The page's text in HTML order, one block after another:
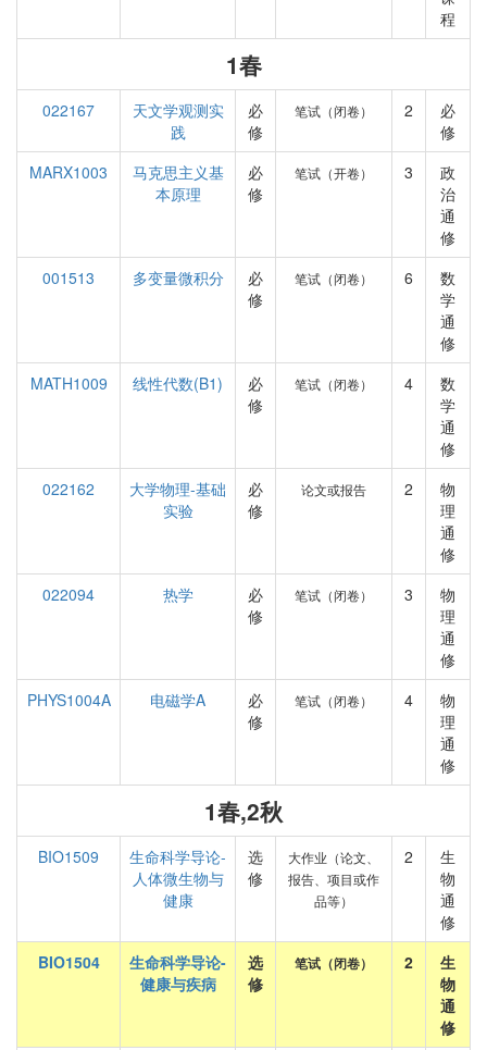
程
1春
022167
天文学观测实
践
必
修
笔试（闭卷） 2
必
修
MARX1003
马克思主义基
本原理
必
修
笔试（开卷） 3
政
治
通
修
001513
多变量微积分
必
修
笔试（闭卷） 6
数
学
通
修
MATH1009
线性代数(B1)
必
修
笔试（闭卷） 4
数
学
通
修
022162
大学物理-基础
实验
必
修
论文或报告 2
物
理
通
修
022094
热学
必
修
笔试（闭卷） 3
物
理
通
修
PHYS1004A
电磁学A
必
修
笔试（闭卷） 4
物
理
通
修
1春,2秋
BIO1509
生命科学导论-
人体微生物与
健康
选
修
大作业（论文、
报告、项目或作
品等）
2
生
物
通
修
BIO1504
生命科学导论-
健康与疾病
选
修
笔试（闭卷） 2
生
物
通
修